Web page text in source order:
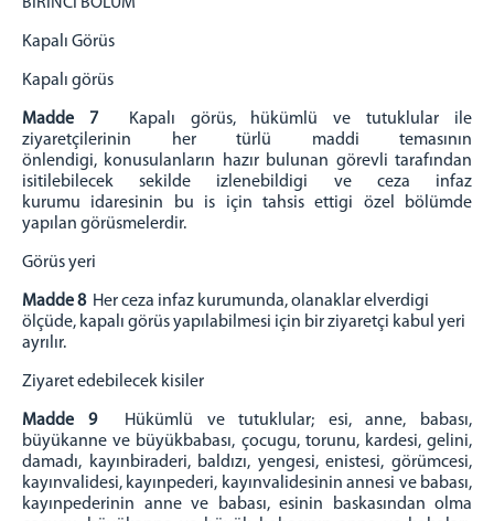
Kapalı Görüs
Kapalı görüs
Madde 7
Kapalı görüs, hükümlü ve tutuklular ile
ziyaretçilerinin her türlü maddi temasının
önlendigi, konusulanların hazır bulunan görevli tarafından
isitilebilecek sekilde izlenebildigi ve ceza infaz
kurumu idaresinin bu is için tahsis ettigi özel bölümde
yapılan görüsmelerdir.
Görüs yeri
Madde 8Her ceza infaz kurumunda, olanaklar elverdigi
ölçüde, kapalı görüs yapılabilmesi için bir ziyaretçi kabul yeri
ayrılır.
Ziyaret edebilecek kisiler
Madde 9Hükümlü ve tutuklular; esi, anne, babası,
büyükanne ve büyükbabası, çocugu, torunu, kardesi, gelini,
damadı, kayınbiraderi, baldızı, yengesi, enistesi, görümcesi,
kayınvalidesi, kayınpederi, kayınvalidesinin annesi ve babası,
kayınpederinin anne ve babası, esinin baskasından olma